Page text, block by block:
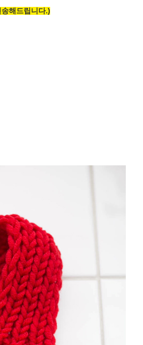
해드립니다.)